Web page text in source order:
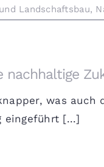
Landschaftsbau,
nachhaltige
was auch
eingeführt [...]